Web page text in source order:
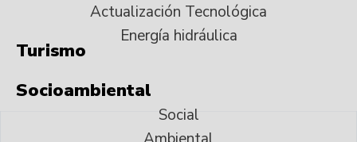
Actualización Tecnológica
Energía hidráulica
Turismo
Socioambiental
Social